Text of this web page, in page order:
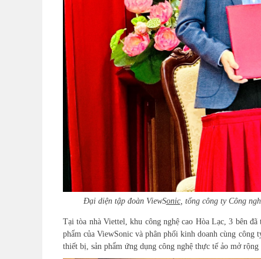
Đại diện tập đoàn ViewSonic, tổng công ty Công
Tạitòa nhà Viettel , khu công nghệ cao Hòa Lạc, 3 bên
phẩm của ViewSonic và phân phối kinh doanh cùng công
thiết bị, sản phẩm ứng dụng công nghệ thực tế ảo mở